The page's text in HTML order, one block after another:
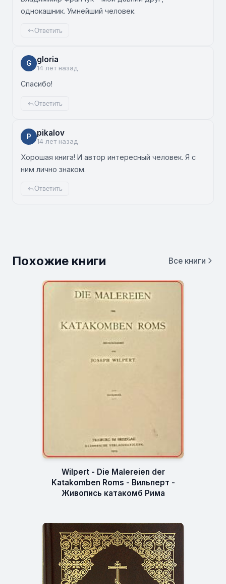
однокашник. Умнейший человек.
Ответить
G gloria
14 лет назад
Спасибо!
Ответить
P pikalov
14 лет назад
Хорошая книга! И автор интересный человек. Я с
ним лично знаком.
Ответить
Похожие книги Все книги
Wilpert - Die Malereien der
Katakomben Roms - Вильперт -
Живопись катакомб Рима